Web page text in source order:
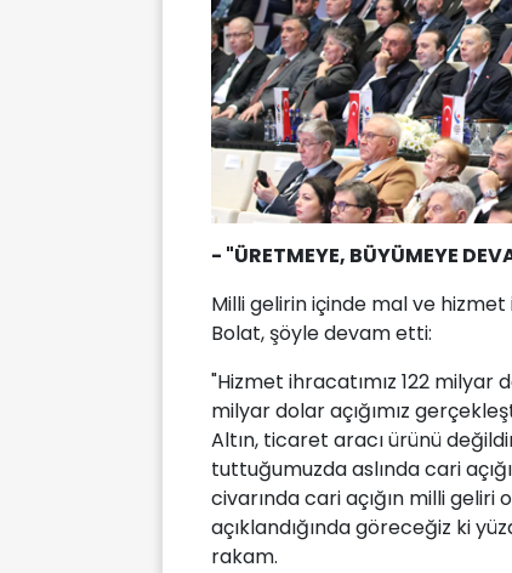
- "ÜRETMEYE, BÜYÜMEYE
Milli gelirin içinde mal ve hizmet
Bolat, şöyle devam etti:
"Hizmet ihracatımız 122 milyar
milyar dolar açığımız
Altın, ticaret aracı ürünü
tuttuğumuzda aslında cari
civarında cari açığın milli geliri
açıklandığında göreceğiz ki
rakam.